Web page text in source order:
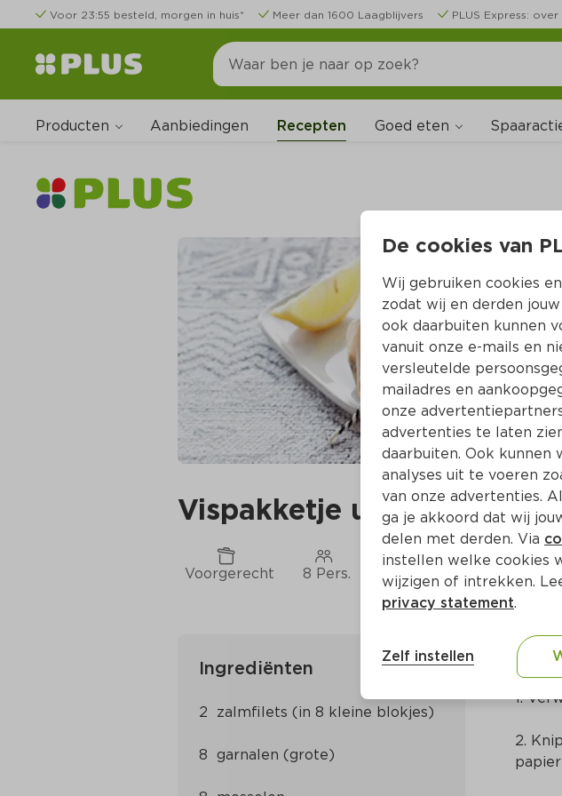
Voor 23:55 besteld, morgen in huis* Meer dan 1600 Laagblijvers PLUS Express:
Producten Aanbiedingen Recepten Goed eten
Vispakketje uit de oven
Voorgerecht 8 Pers. Ca. 15 Min Frans
Ingrediënten
1.
2.
De cookies van
Wij gebruiken cookies
zodat wij en derden
ook daarbuiten kunnen
vanuit onze e-mails en
versleutelde
mailadres en
onze
advertenties te laten
daarbuiten. Ook kunnen
analyses uit te voeren
van onze advertenties.
ga je akkoord dat wij
delen met derden. Via
instellen welke cookies
wijzigen of intrekken.
privacy statement.
Zelf instellen